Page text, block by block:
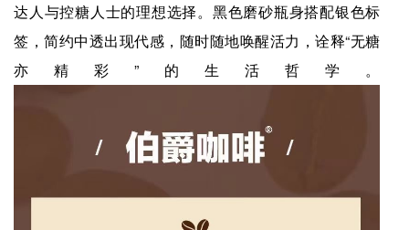
达人与控糖人士的理想选择。黑色磨砂瓶身搭配银色标
签，简约中透出现代感，随时随地唤醒活力，诠释“无糖
亦精彩”的生活哲学。